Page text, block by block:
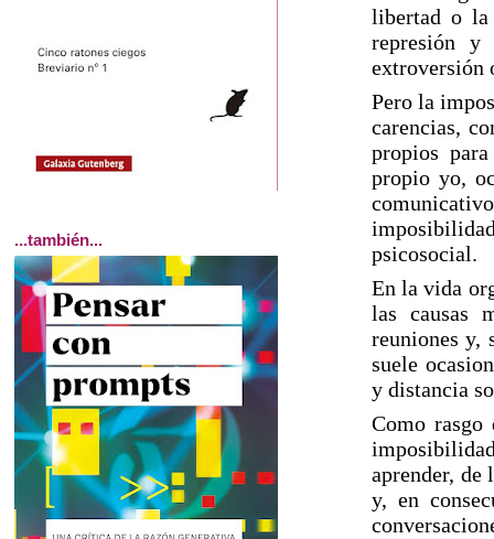
libertad o la
represión y
extroversión
Pero la
carencias,
propios
propio yo,
psicosocial.
En la vida
las causas
reuniones y,
suele
y distancia
Como rasgo
aprender, de
y, en
...también...